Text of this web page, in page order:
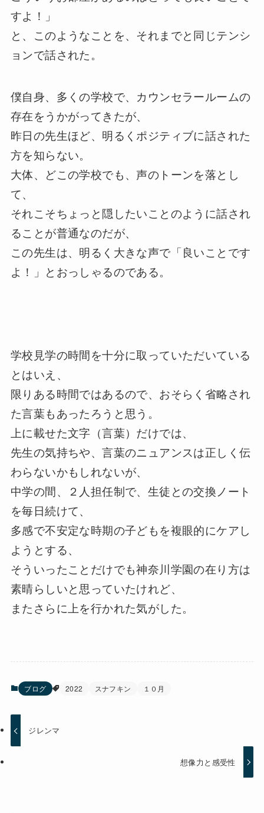
すよ！」
と、このようなことを、それまでと同じテンシ
ョンで話された。
僕自身、多くの学校で、カウンセラールームの
存在をうかがってきたが、
昨日の先生ほど、明るくポジティブに話された
方を知らない。
大体、どこの学校でも、声のトーンを落とし
て、
それこそちょっと隠したいことのように話され
ることが普通なのだが、
この先生は、明るく大きな声で「良いことです
よ！」とおっしゃるのである。
学校見学の時間を十分に取っていただいている
とはいえ、
限りある時間ではあるので、おそらく省略され
た言葉もあったろうと思う。
上に載せた文字（言葉）だけでは、
先生の気持ちや、言葉のニュアンスは正しく伝
わらないかもしれないが、
中学の間、２人担任制で、生徒との交換ノート
を毎日続けて、
多感で不安定な時期の子どもを複眼的にケアし
ようとする、
そういったことだけでも神奈川学園の在り方は
素晴らしいと思っていたけれど、
またさらに上を行かれた気がした。
ブログ 2022 スナフキン １０月
ジレンマ
想像力と感受性